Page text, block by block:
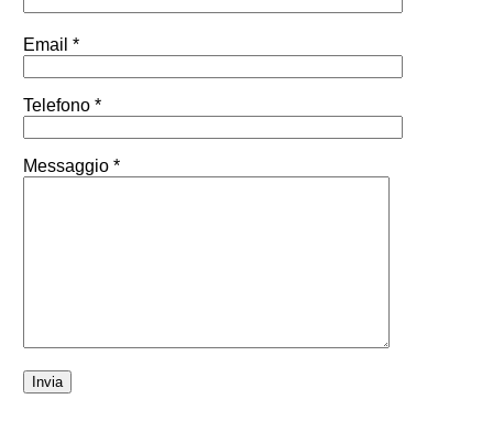
Email *
Telefono *
Messaggio *